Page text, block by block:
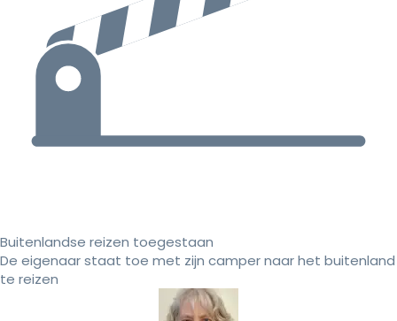
Buitenlandse reizen toegestaan
De eigenaar staat toe met zijn camper naar het buitenland
te reizen